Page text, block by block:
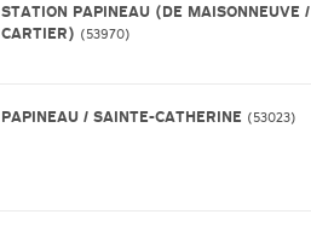
STATION PAPINEAU (DE MAISONNEUVE /
CARTIER)
53970
PAPINEAU / SAINTE-CATHERINE 53023